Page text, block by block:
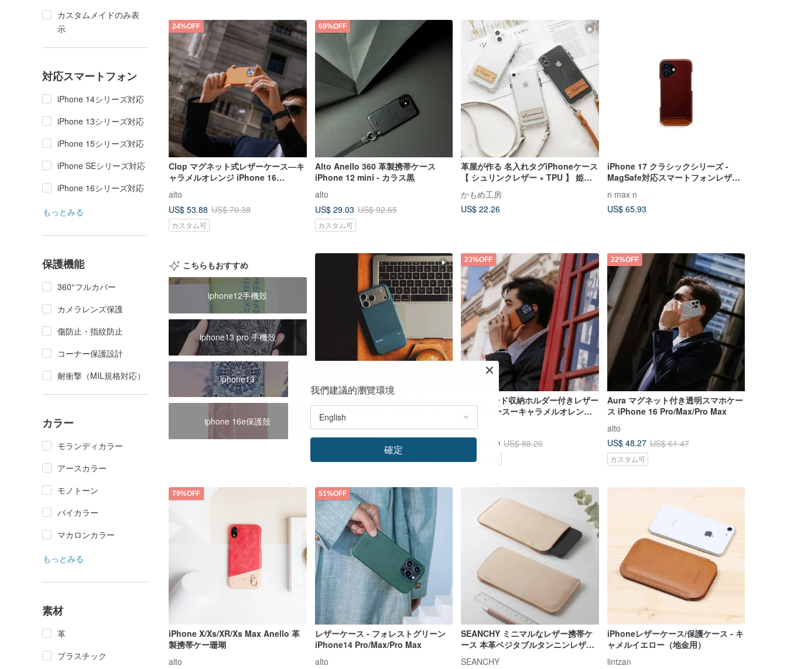
カスタムメイドのみ表
示
対応スマートフォン
iPhone 14シリーズ対応
iPhone 13シリーズ対応
iPhone 15シリーズ対応
iPhone SEシリーズ対応
iPhone 16シリーズ対応
もっとみる
保護機能
360°フルカバー
カメラレンズ保護
傷防止・指紋防止
コーナー保護設計
耐衝撃（MIL規格対応）
カラー
モランディカラー
アースカラー
モノトーン
バイカラー
マカロンカラー
もっとみる
素材
革
プラスチック
24%OFF
Clop マグネット式レザーケース—キ
ャラメルオレンジ iPhone 16
Pro/Max/Pro Max
alto
US$ 53.88 US$ 70.38
カスタム可
69%OFF
Alto Anello 360 革製携帯ケース
iPhone 12 mini - カラス黒
alto
US$ 29.03 US$ 92.65
カスタム可
革屋が作る 名入れタグiPhoneケース
【 シュリンクレザー × TPU 】 姫路
レザー レザータグ 母の日 FS10K
かもめ工房
US$ 22.26
iPhone 17 クラシックシリーズ -
MagSafe対応スマートフォンレザー
n max n
US$ 65.93
こちらもおすすめ
iphone12手機殼
iphone13 pro 手機殼
iphone13
iphone 16e保護殼
イトブルー
Native Union 公式旗艦店
23%OFF
Metroカード収納ホルダー付きレザー
スマホケースーキャラメルオレンジ/
キャラメルオレンジ iPhone 16
Pro/Max/Pro Max
alto
US$ 68.40 US$ 88.20
カスタム可
22%OFF
Aura マグネット付き透明スマホケー
ス iPhone 16 Pro/Max/Pro Max
alto
US$ 48.27 US$ 61.47
カスタム可
79%OFF
iPhone X/Xs/XR/Xs Max Anello 革
製携帯ケー珊瑚
alto
51%OFF
レザーケース - フォレストグリーン
iPhone14 Pro/Max/Pro Max
alto
SEANCHY ミニマルなレザー携帯ケ
ース 本革ベジタブルタンニンレザー
総手縫い カスタムオーダー
SEANCHY
iPhoneレザーケース/保護ケース - キ
ャメルイエロー（地金用）
lintzan
我們建議的瀏覽環境
確定